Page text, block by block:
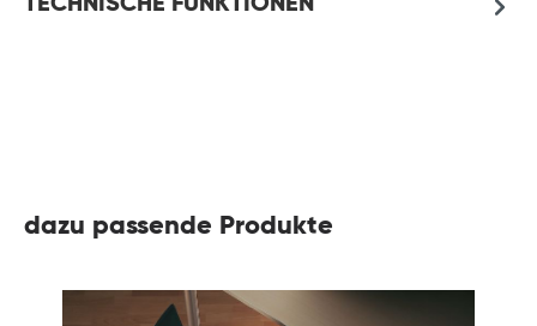
TECHNISCHE FUNKTIONEN
dazu passende Produkte